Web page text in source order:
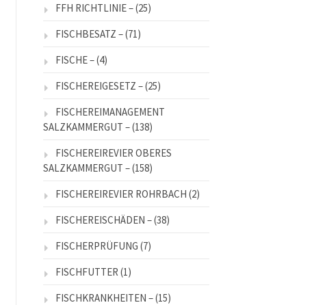
FFH RICHTLINIE –(25)
FISCHBESATZ –(71)
FISCHE –(4)
FISCHEREIGESETZ –(25)
FISCHEREIMANAGEMENT
SALZKAMMERGUT –(138)
FISCHEREIREVIER OBERES
SALZKAMMERGUT –(158)
FISCHEREIREVIER ROHRBACH (2)
FISCHEREISCHÄDEN –(38)
FISCHERPRÜFUNG (7)
FISCHFUTTER (1)
FISCHKRANKHEITEN –(15)